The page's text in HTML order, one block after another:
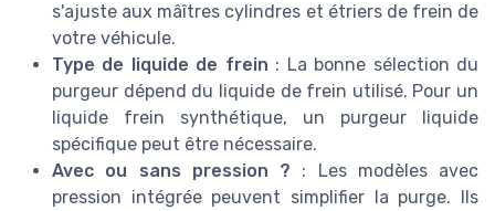
s'ajuste aux mâîtres cylindres et étriers de frein de
votre véhicule.
Type de liquide de frein : La bonne sélection du
purgeur dépend du liquide de frein utilisé. Pour un
liquide frein synthétique, un purgeur liquide
spécifique peut être nécessaire.
Avec ou sans pression ? : Les modèles avec
pression intégrée peuvent simplifier la purge. Ils